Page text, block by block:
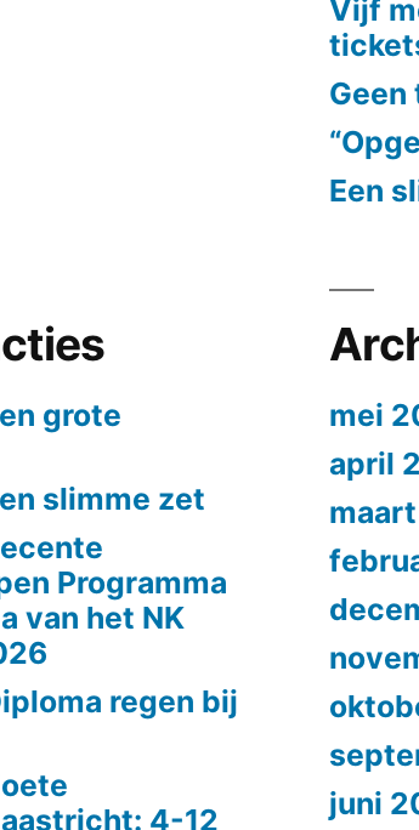
Vijf
Geen
Een
grote
slimme zet
Programma
van het NK
regen bij
4-12
mei
april
juni